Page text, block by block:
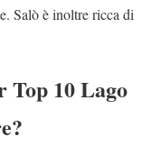
Salò è inoltre ricca di
Top 10 Lago